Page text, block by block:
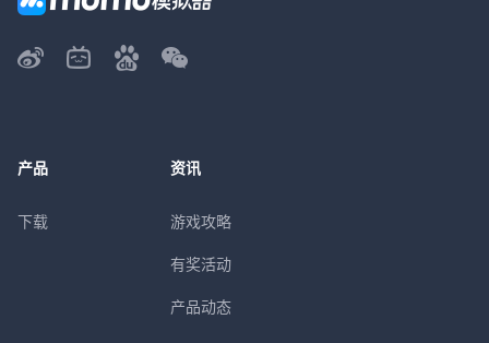
产品
下载
资讯
游戏攻略
有奖活动
产品动态